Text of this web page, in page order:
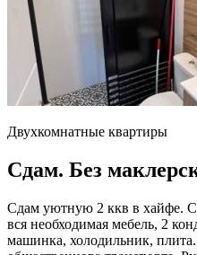
Двухкомнатные квартиры
Сдам. Без
Сдам уютную 2 ккв в хайфе.
вся необходимая мебель, 2
машинка, холодильник,